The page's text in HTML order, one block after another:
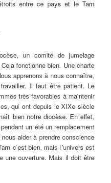
entre ce pays et le Tarn
un comité de jumelage
fonctionne bien. Une charte
apprenons à nous connaître,
Il faut être patient. Le
très favorables à maintenir
qui ont depuis le XIXe siècle
bien notre diocèse. En effet,
un été un remplacement
aider à prendre conscience
c’est bien, mais l’univers est
une ouverture. Mais il doit être